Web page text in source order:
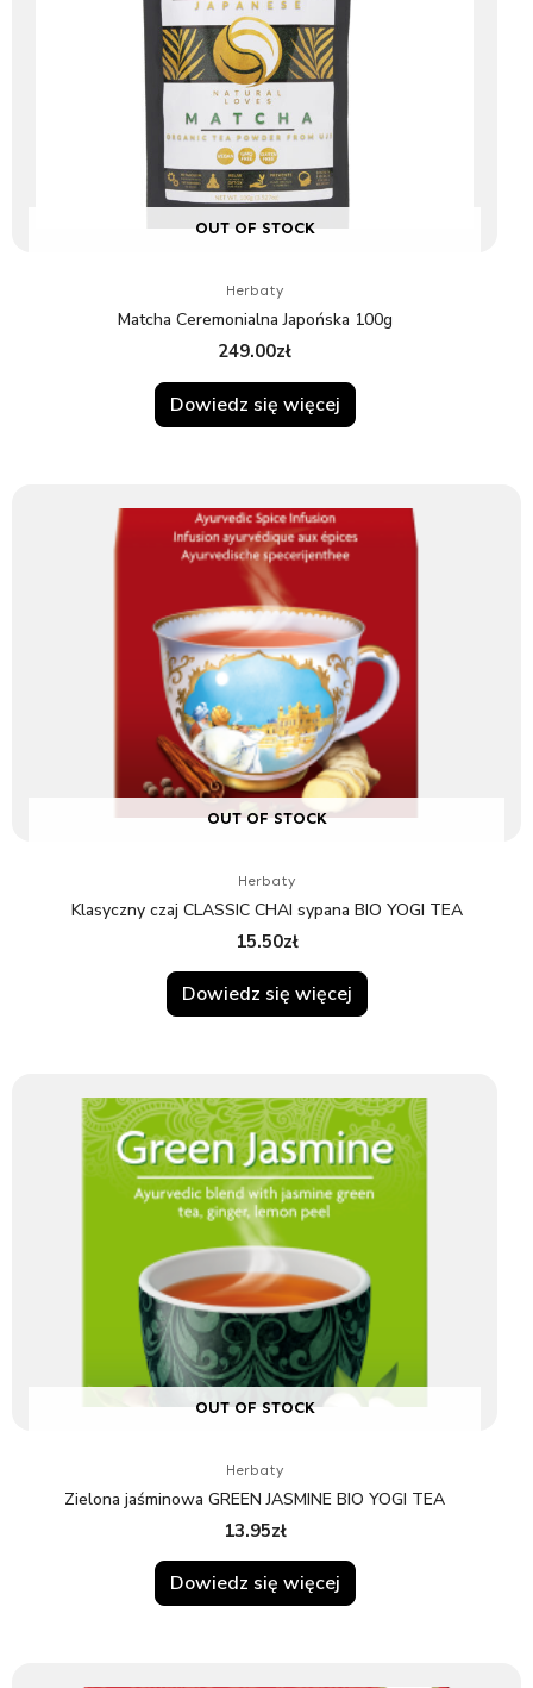
OUT OF STOCK
Herbaty
Matcha Ceremonialna Japońska 100g
249.00zł
Dowiedz się więcej
OUT OF STOCK
Herbaty
Klasyczny czaj CLASSIC CHAI sypana BIO YOGI TEA
15.50zł
Dowiedz się więcej
OUT OF STOCK
Herbaty
Zielona jaśminowa GREEN JASMINE BIO YOGI TEA
13.95zł
Dowiedz się więcej